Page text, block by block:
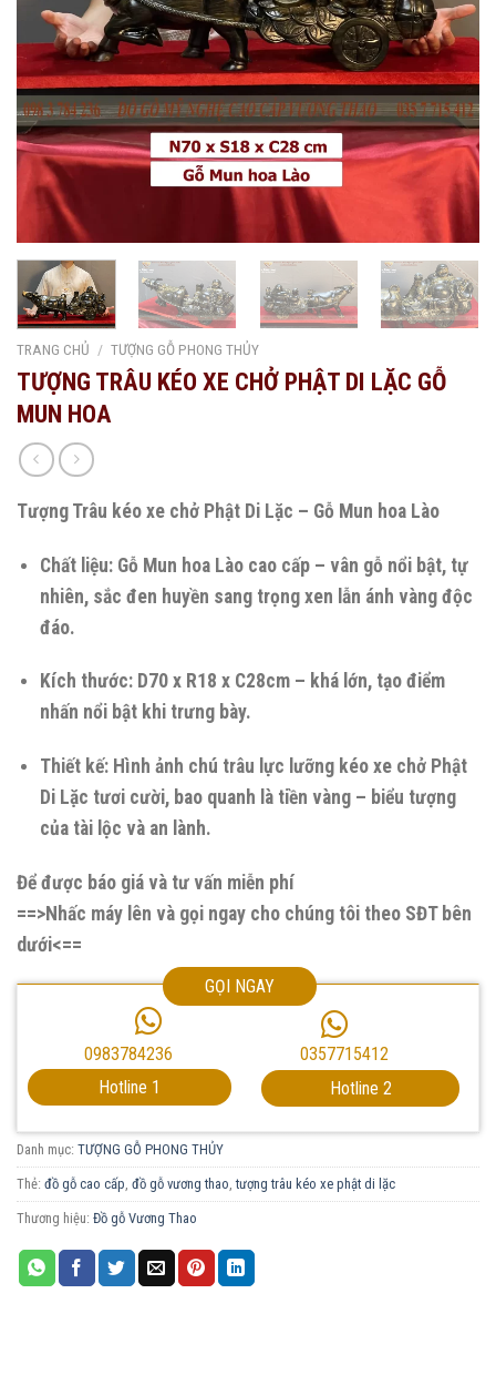
TRANG CHỦ / TƯỢNG GỖ PHONG THỦY
TƯỢNG TRÂU KÉO XE CHỞ PHẬT DI LẶC GỖ
MUN HOA
Tượng Trâu kéo xe chở Phật Di Lặc – Gỗ Mun hoa Lào
Chất liệu: Gỗ Mun hoa Lào cao cấp – vân gỗ nổi bật, tự
nhiên, sắc đen huyền sang trọng xen lẫn ánh vàng độc
đáo.
Kích thước: D70 x R18 x C28cm – khá lớn, tạo điểm
nhấn nổi bật khi trưng bày.
Thiết kế: Hình ảnh chú trâu lực lưỡng kéo xe chở Phật
Di Lặc tươi cười, bao quanh là tiền vàng – biểu tượng
của tài lộc và an lành.
Để được báo giá và tư vấn miễn phí
==>Nhấc máy lên và gọi ngay cho chúng tôi theo SĐT bên
dưới<==
GỌI NGAY
0983784236
Hotline 1
0357715412
Hotline 2
Danh mục: TƯỢNG GỖ PHONG THỦY
Thẻ: đồ gỗ cao cấp đồ gỗ vương thao ,tượng trâu kéo xe phật di lặc
Thương hiệu: Đồ gỗ Vương Thao